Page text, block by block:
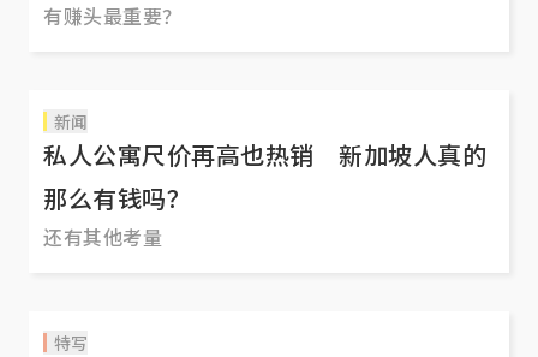
有赚头最重要？
新闻
私人公寓尺价再高也热销 新加坡人真的
那么有钱吗？
还有其他考量
特写